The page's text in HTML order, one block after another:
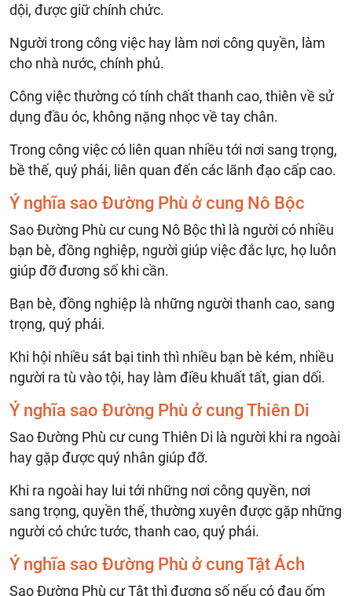
dội, được giữ chính chức.
Người trong công việc hay làm nơi công quyền, làm
cho nhà nước, chính phủ.
Công việc thường có tính chất thanh cao, thiên về sử
dụng đầu óc, không nặng nhọc về tay chân.
Trong công việc có liên quan nhiều tới nơi sang trọng,
bề thế, quý phái, liên quan đến các lãnh đạo cấp cao.
Ý nghĩa sao Đường Phù ở cung Nô Bộc
Sao Đường Phù cư cung Nô Bộc thì là người có nhiều
bạn bè, đồng nghiệp, người giúp việc đắc lực, họ luôn
giúp đỡ đương số khi cần.
Bạn bè, đồng nghiệp là những người thanh cao, sang
trọng, quý phái.
Khi hội nhiều sát bại tinh thì nhiều bạn bè kém, nhiều
người ra tù vào tội, hay làm điều khuất tất, gian dối.
Ý nghĩa sao Đường Phù ở cung Thiên Di
Sao Đường Phù cư cung Thiên Di là người khi ra ngoài
hay gặp được quý nhân giúp đỡ.
Khi ra ngoài hay lui tới những nơi công quyền, nơi
sang trọng, quyền thế, thường xuyên được gặp những
người có chức tước, thanh cao, quý phái.
Ý nghĩa sao Đường Phù ở cung Tật Ách
Sao Đường Phù cư Tật thì đương số nếu có đau ốm